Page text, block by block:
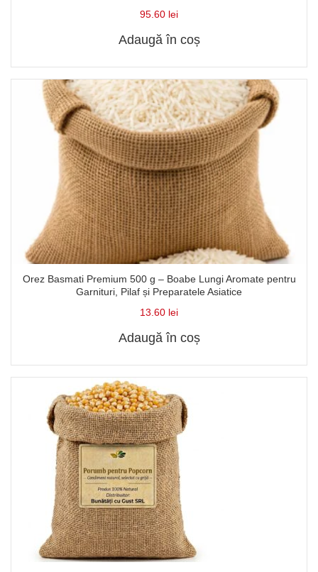
95.60 lei
Adaugă în coș
Orez Basmati Premium 500 g – Boabe Lungi Aromate pentru
Garnituri, Pilaf și Preparatele Asiatice
13.60 lei
Adaugă în coș